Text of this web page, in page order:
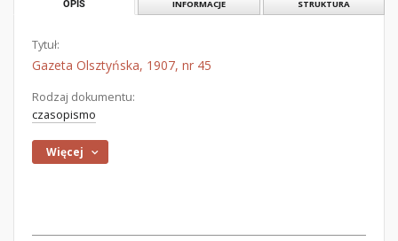
OPIS INFORMACJE STRUKTURA
Tytuł:
Gazeta Olsztyńska, 1907, nr 45
Rodzaj dokumentu:
czasopismo
Więcej